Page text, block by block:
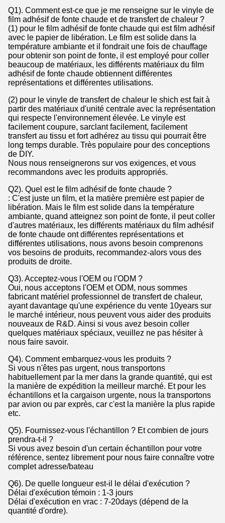
Q1). Comment est-ce que je me renseigne sur le vinyle de
film adhésif de fonte chaude et de transfert de chaleur ?
(1) pour le film adhésif de fonte chaude qui est film adhésif
avec le papier de libération. Le film est solide dans la
température ambiante et il fondrait une fois de chauffage
pour obtenir son point de fonte, il est employé pour coller
beaucoup de matériaux, les différents matériaux du film
adhésif de fonte chaude obtiennent différentes
représentations et différentes utilisations.
(2) pour le vinyle de transfert de chaleur le shich est fait à
partir des matériaux d'unité centrale avec la représentation
qui respecte l'environnement élevée. Le vinyle est
facilement coupure, sarclant facilement, facilement
transfert au tissu et fort adhérez au tissu qui pourrait être
long temps durable. Très populaire pour des conceptions
de DIY.
Nous nous renseignerons sur vos exigences, et vous
recommandons avec les produits appropriés.
Q2). Quel est le film adhésif de fonte chaude ?
: C'est juste un film, et la matière première est papier de
libération. Mais le film est solide dans la température
ambiante, quand atteignez son point de fonte, il peut coller
d'autres matériaux, les différents matériaux du film adhésif
de fonte chaude ont différentes représentations et
différentes utilisations, nous avons besoin comprenons
vos besoins de produits, recommandez-alors vous des
produits de droite.
Q3). Acceptez-vous l'OEM ou l'ODM ?
Oui, nous acceptons l'OEM et ODM, nous sommes
fabricant matériel professionnel de transfert de chaleur,
ayant davantage qu'une expérience du vente 10years sur
le marché intérieur, nous peuvent vous aider des produits
nouveaux de R&D. Ainsi si vous avez besoin coller
quelques matériaux spéciaux, veuillez ne pas hésiter à
nous faire savoir.
Q4). Comment embarquez-vous les produits ?
Si vous n'êtes pas urgent, nous transportons
habituellement par la mer dans la grande quantité, qui est
la manière de expédition la meilleur marché. Et pour les
échantillons et la cargaison urgente, nous la transportons
par avion ou par exprès, car c'est la manière la plus rapide
etc.
Q5). Fournissez-vous l'échantillon ? Et combien de jours
prendra-t-il ?
Si vous avez besoin d'un certain échantillon pour votre
référence, sentez librement pour nous faire connaître votre
complet adresse/bateau
Q6). De quelle longueur est-il le délai d'exécution ?
Délai d'exécution témoin : 1-3 jours
Délai d'exécution en vrac : 7-20days (dépend de la
quantité d'ordre).